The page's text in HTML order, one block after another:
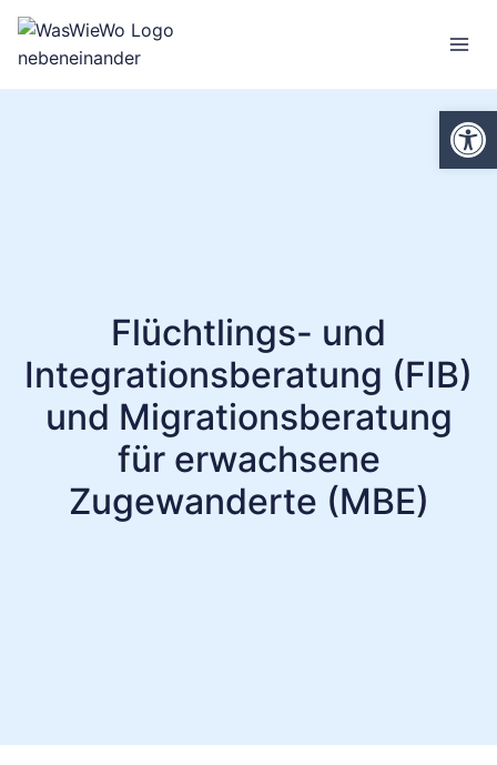
Zum
Inhalt
springen
Flüchtlings- und
Integrationsberatung (FIB)
und Migrationsberatung
für erwachsene
Zugewanderte (MBE)